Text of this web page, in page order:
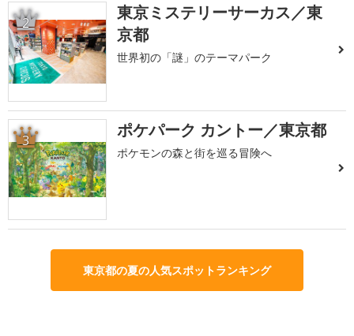
2
東京ミステリーサーカス／東
京都
世界初の「謎」のテーマパーク
3 ポケパーク カントー／東京都
ポケモンの森と街を巡る冒険へ
東京都の夏の人気スポットランキング